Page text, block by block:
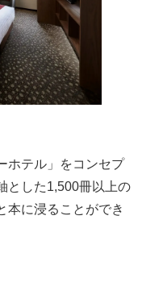
ホテル」をコンセプ
とした1,500冊以上の
本に浸ることができ